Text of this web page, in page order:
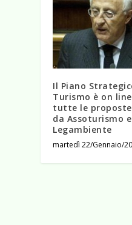
Il Piano
Turismo è on
tutte le
da Assoturismo e
Legambiente
martedì 22/Gennaio/